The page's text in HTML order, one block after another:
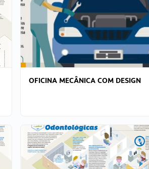
OFICINA MECÂNICA COM DESIGN